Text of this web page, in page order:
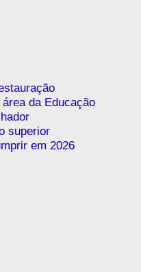
da Educação
superior
em 2026